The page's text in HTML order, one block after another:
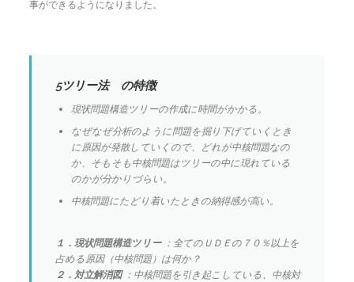
事ができるようになりました。
5ツリー法 の特徴
現状問題構造ツリーの作成に時間がかかる。
なぜなぜ分析のように問題を掘り下げていくとき
に原因が発散していくので、どれが中核問題なの
か、そもそも中核問題はツリーの中に現れている
のかが分かりづらい。
中核問題にたどり着いたときの納得感が高い。
１．現状問題構造ツリー：全てのＵＤＥの７０％以上を
占める原因（中核問題）は何か？
２．対立解消図：中核問題を引き起こしている、中核対